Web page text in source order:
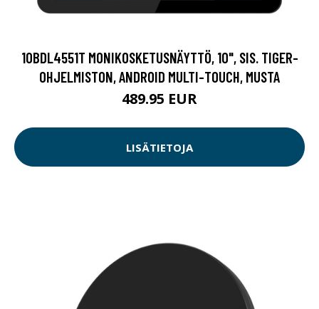
10BDL4551T MONIKOSKETUSNÄYTTÖ, 10", SIS. TIGER-
OHJELMISTON, ANDROID MULTI-TOUCH, MUSTA
489.95 EUR
LISÄTIETOJA